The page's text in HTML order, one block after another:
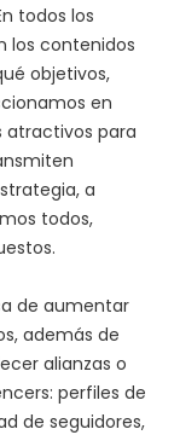
todos los
los contenidos
objetivos,
en
atractivos para
a
todos,
de aumentar
además de
alianzas o
perfiles de
de seguidores,